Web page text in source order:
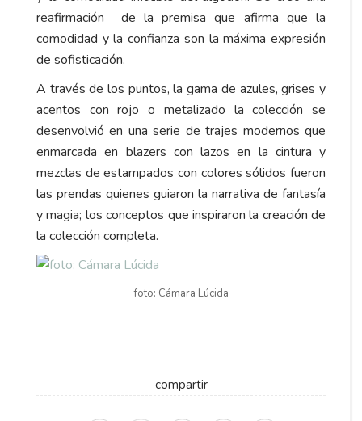
reafirmación de la premisa que afirma que la
comodidad y la confianza son la máxima expresión
de sofisticación.
A través de los puntos, la gama de azules, grises y
acentos con rojo o metalizado la colección se
desenvolvió en una serie de trajes modernos que
enmarcada en blazers con lazos en la cintura y
mezclas de estampados con colores sólidos fueron
las prendas quienes guiaron la narrativa de fantasía
y magia; los conceptos que inspiraron la creación de
la colección completa.
foto: Cámara Lúcida
compartir